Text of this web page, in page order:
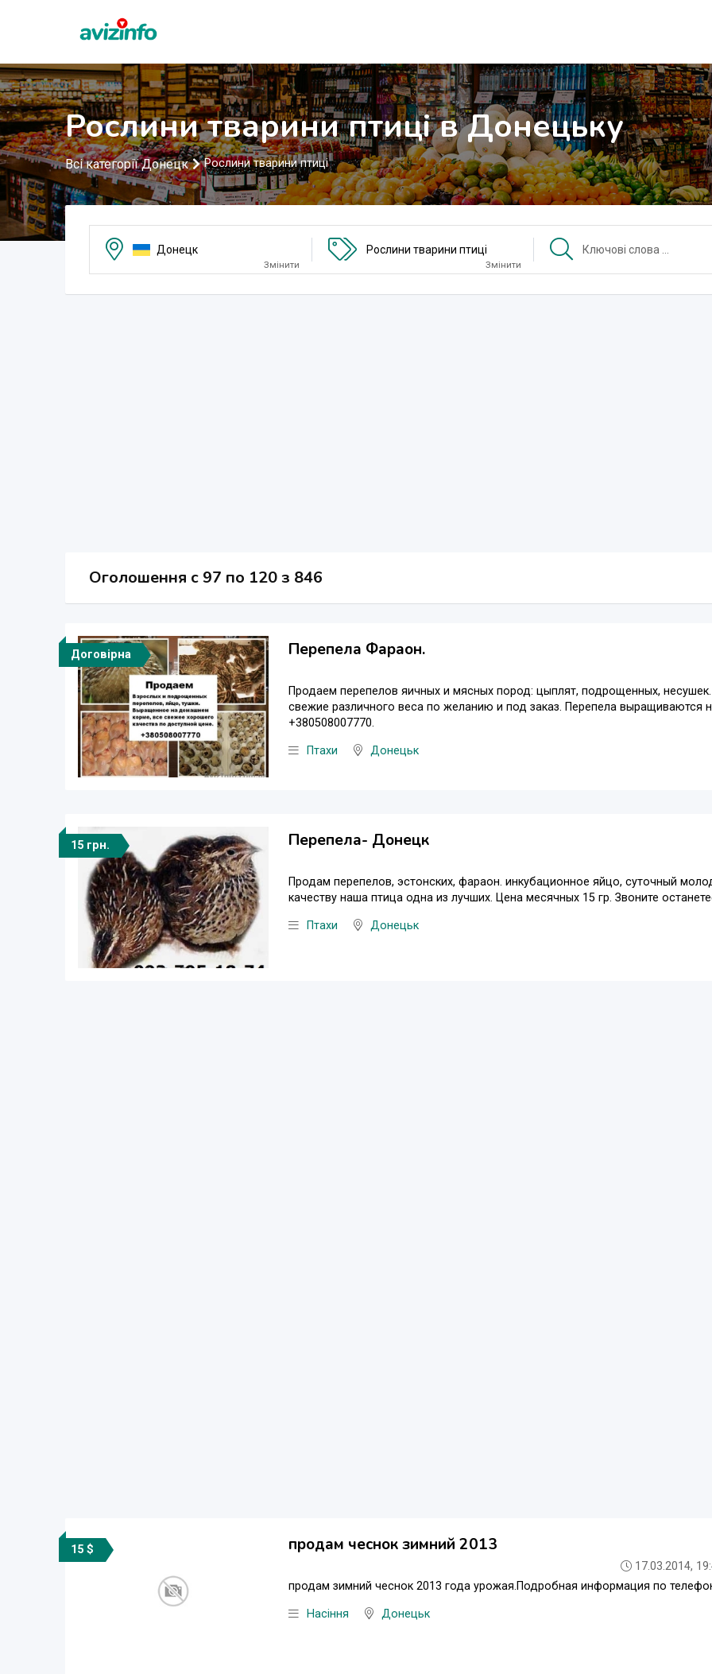
Рослини тварини птиці в Донецьку
Всі категорії Донецк Рослини тварини птиці
Донецк
Змінити
Рослини тварини птиці
Змінити
Оголошення c 97 по 120 з 846
Договірна Перепела Фараон.
Продаем перепелов яичных и мясных пород: цыплят, подрощенных,
свежие различного веса по желанию и под заказ. Перепела выращиваются
+380508007770.
Птахи Донецьк
15 грн. Перепела- Донецк
Продам перепелов, эстонских, фараон. инкубационное яйцо, суточный
качеству наша птица одна из лучших. Цена месячных 15 гр. Звоните
Птахи Донецьк
15 $ продам чеснок зимний 2013
17.03.2014,
продам зимний чеснок 2013 года урожая.Подробная информация по
Насіння Донецьк